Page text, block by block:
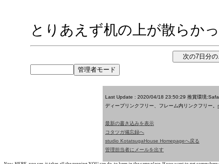
とりあえず机の上が散らか
Last Update : 2020/04/18 23:50:29 推賞環境
ディープリンクフリー、フレーム内リンクフリー。
最新の書き込みを表示
コタツガ備忘録へ
studio KotatsugaHouse Homepageへ戻る
管理担当者にメールを出す